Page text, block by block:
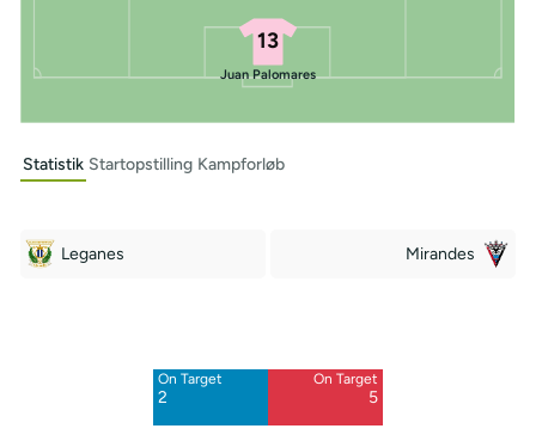
13
Juan Palomares
Statistik Startopstilling Kampforløb
Leganes Mirandes
On Target
2
On Target
5